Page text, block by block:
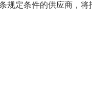
定条件的供应商，将